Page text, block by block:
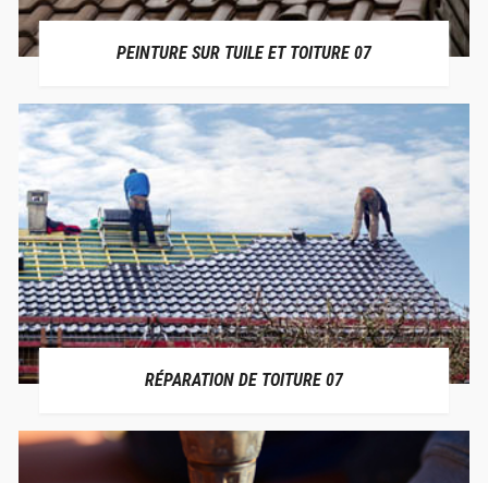
PEINTURE SUR TUILE ET TOITURE 07
RÉPARATION DE TOITURE 07